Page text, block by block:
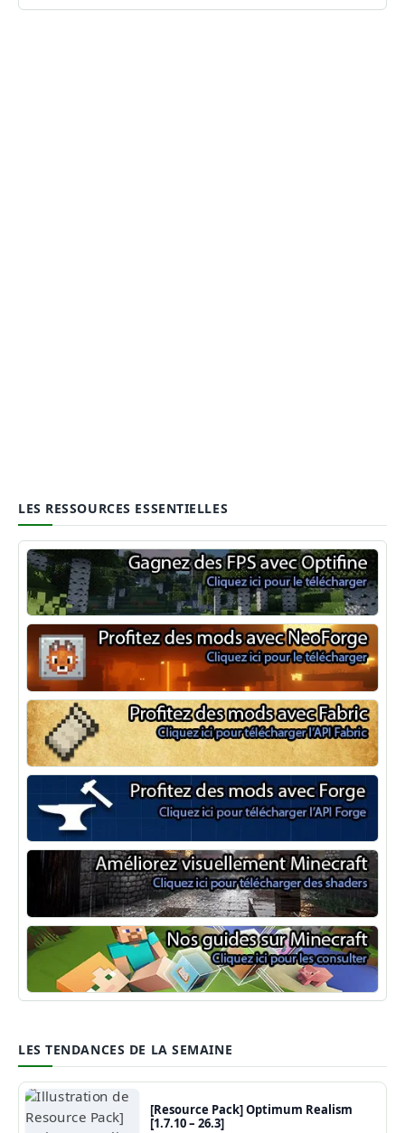
LES RESSOURCES ESSENTIELLES
Optifine
NeoForge
Minecraft Fabric
Minecraft Forge
Shaders Minecraft
Guide Minecraft
LES TENDANCES DE LA SEMAINE
[Resource Pack] Optimum Realism
[1.7.10 – 26.3]